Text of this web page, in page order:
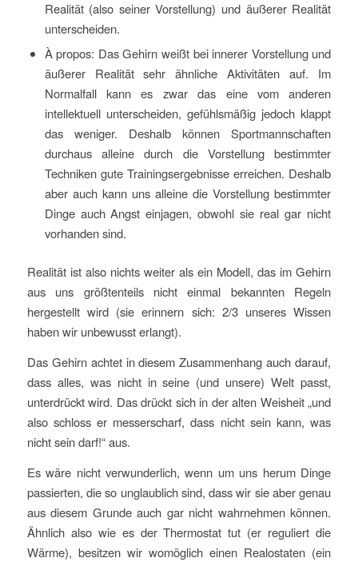
Realität (also seiner Vorstellung) und äußerer Realität
unterscheiden.
À propos: Das Gehirn weißt bei innerer Vorstellung und
äußerer Realität sehr ähnliche Aktivitäten auf. Im
Normalfall kann es zwar das eine vom anderen
intellektuell unterscheiden, gefühlsmäßig jedoch klappt
das weniger. Deshalb können Sportmannschaften
durchaus alleine durch die Vorstellung bestimmter
Techniken gute Trainingsergebnisse erreichen. Deshalb
aber auch kann uns alleine die Vorstellung bestimmter
Dinge auch Angst einjagen, obwohl sie real gar nicht
vorhanden sind.
Realität ist also nichts weiter als ein Modell, das im Gehirn
aus uns größtenteils nicht einmal bekannten Regeln
hergestellt wird (sie erinnern sich: 2/3 unseres Wissen
haben wir unbewusst erlangt).
Das Gehirn achtet in diesem Zusammenhang auch darauf,
dass alles, was nicht in seine (und unsere) Welt passt,
unterdrückt wird. Das drückt sich in der alten Weisheit „und
also schloss er messerscharf, dass nicht sein kann, was
nicht sein darf!“ aus.
Es wäre nicht verwunderlich, wenn um uns herum Dinge
passierten, die so unglaublich sind, dass wir sie aber genau
aus diesem Grunde auch gar nicht wahrnehmen können.
Ähnlich also wie es der Thermostat tut (er reguliert die
Wärme), besitzen wir womöglich einen Realostaten (ein